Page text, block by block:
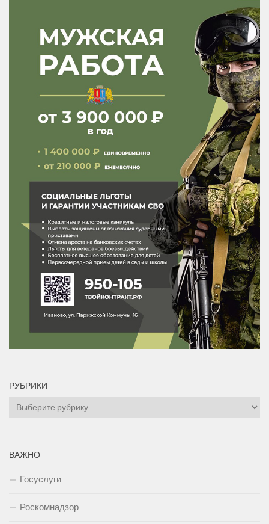
РУБРИКИ
Рубрики
ВАЖНО
Госуслуги
Роскомнадзор